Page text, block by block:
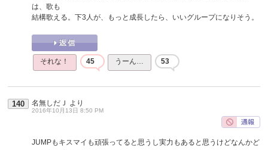
は、歌も
結構歌える。下3人が、もっと成長したら、いいグループになりそう。
それな！ 45 うーん… 53
140 名無しだＪ より
2016年10月13日 8:50 PM
JUMPもキスマイも頑張ってると思うし実力もあると思うけどなんかど